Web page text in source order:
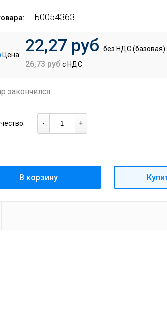
Б0054363
Цена: 22,27 руб без НДС (базовая)
26,73 руб с НДС
закончился
- +
В корзину